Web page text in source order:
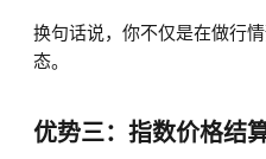
换句话说，你不仅是在做行
态。
优势三：指数价格结